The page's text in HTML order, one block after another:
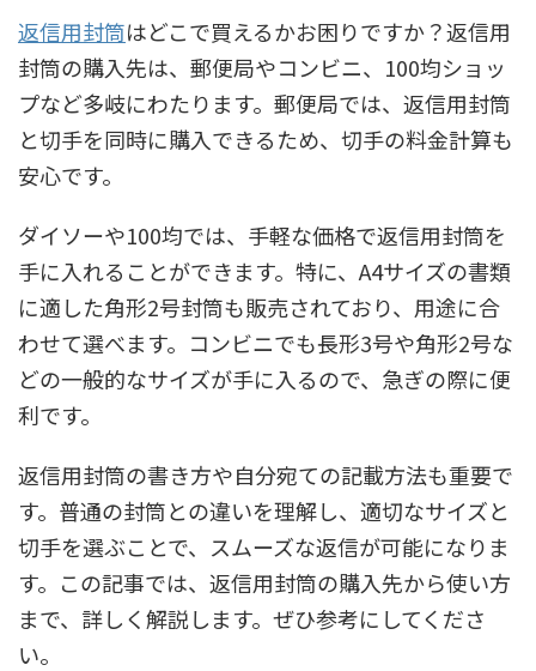
返信用封筒はどこで買えるかお困りですか？返信用
封筒の購入先は、郵便局やコンビニ、100均ショッ
プなど多岐にわたります。郵便局では、返信用封筒
と切手を同時に購入できるため、切手の料金計算も
安心です。
ダイソーや100均では、手軽な価格で返信用封筒を
手に入れることができます。特に、A4サイズの書類
に適した角形2号封筒も販売されており、用途に合
わせて選べます。コンビニでも長形3号や角形2号な
どの一般的なサイズが手に入るので、急ぎの際に便
利です。
返信用封筒の書き方や自分宛ての記載方法も重要で
す。普通の封筒との違いを理解し、適切なサイズと
切手を選ぶことで、スムーズな返信が可能になりま
す。この記事では、返信用封筒の購入先から使い方
まで、詳しく解説します。ぜひ参考にしてくださ
い。